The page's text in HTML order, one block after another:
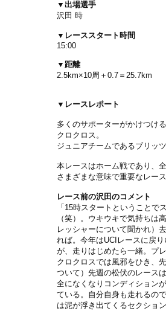
▼出場選手
沢田 時
▼レーススタート時間
15:00
▼距離
2.5km×10周＋0.7＝25.7km
▼レースレポート
多くのサポーターがかけつけ
クロクロス。
ジュニアチームであるブリッ
本レースはホーム戦であり、
さまざまな意味で重要なレース
レース前の沢田のコメント
「15時スタートということで
（笑）。ウキウキで気持ちは
レッシャーについて聞かれ）
れば。今年はUCIレースに戻
が、走りはじめたら一緒。プ
クロクロスでは風邪をひき、
ついて）先週の松伏のレース
全になくなりコンディション
ている。自分自身も走れるの
は泥が浮き出てくるセクショ